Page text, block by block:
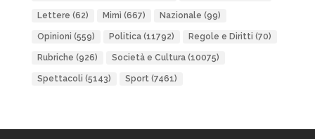
Lettere (62) Mimì (667) Nazionale (99)
Opinioni (559) Politica(11792) Regole e Diritti (70)
Rubriche (926) Società e Cultura(10075)
Spettacoli (5143) Sport(7461)